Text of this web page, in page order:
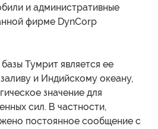
и административные
фирме DynCorp
Тумрит является ее
и Индийскому океану,
значение для
сил. В частности,
постоянное сообщение с